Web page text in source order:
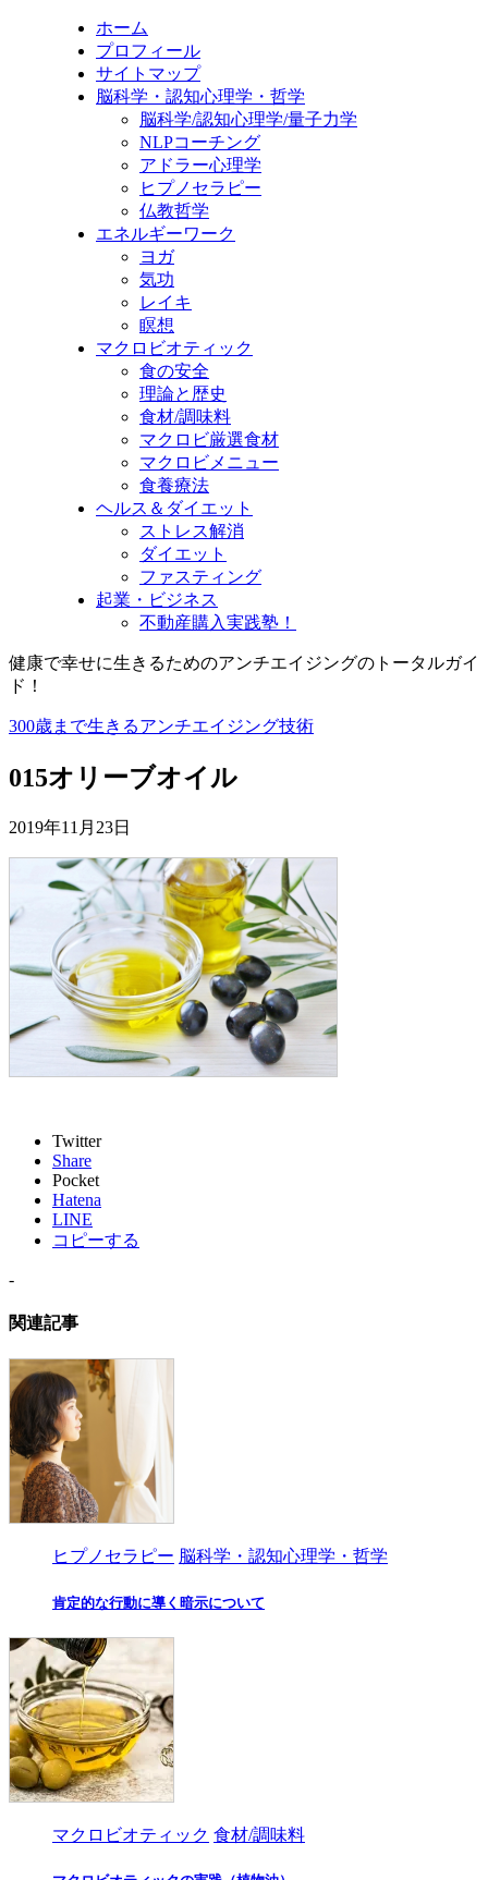
ホーム
プロフィール
サイトマップ
脳科学・認知心理学・哲学
脳科学/認知心理学/量子力学
NLPコーチング
アドラー心理学
ヒプノセラピー
仏教哲学
エネルギーワーク
ヨガ
気功
レイキ
瞑想
マクロビオティック
食の安全
理論と歴史
食材/調味料
マクロビ厳選食材
マクロビメニュー
食養療法
ヘルス＆ダイエット
ストレス解消
ダイエット
ファスティング
起業・ビジネス
不動産購入実践塾！
健康で幸せに生きるためのアンチエイジングのトータルガイ
ド！
300歳まで生きるアンチエイジング技術
015オリーブオイル
2019年11月23日
Twitter
Share
Pocket
Hatena
LINE
コピーする
-
関連記事
ヒプノセラピー 脳科学・認知心理学・哲学
肯定的な行動に導く暗示について
マクロビオティック 食材/調味料